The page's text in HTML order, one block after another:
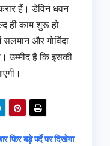
हैं। डेविन धवन
ही काम शुरू हो
सलमान और गोविंदा
उम्मीद है कि इसकी
फिर बड़े पर्दे पर दिखेगा